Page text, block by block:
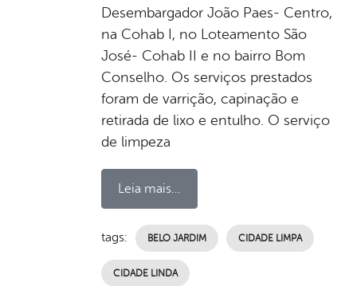
Desembargador João Paes- Centro,
na Cohab I, no Loteamento São
José- Cohab II e no bairro Bom
Conselho. Os serviços prestados
foram de varrição, capinação e
retirada de lixo e entulho. O serviço
de limpeza
Leia mais...
tags: BELO JARDIM CIDADE LIMPA
CIDADE LINDA